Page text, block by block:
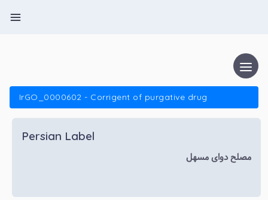
IrGO_0000602 - Corrigent of purgative drug
Persian Label
مصلح دوای مسهل